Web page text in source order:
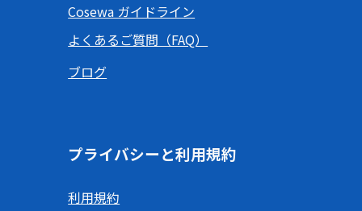
Cosewa ガイドライン
よくあるご質問（FAQ）
ブログ
プライバシーと利用規約
利用規約